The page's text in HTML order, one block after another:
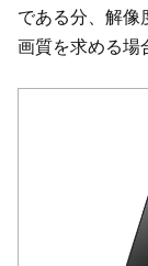
である分、解像
画質を求める場